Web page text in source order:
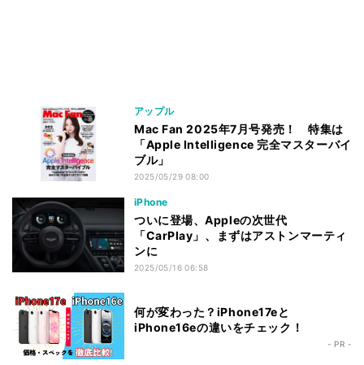
アップル
Mac Fan 2025年7月号発売！ 特集は
「Apple Intelligence 完全マスターバイ
ブル」
2025/05/29 08:00
iPhone
ついに登場、Appleの次世代
「CarPlay」、まずはアストンマーティ
ンに
2025/05/16 06:58
何が変わった？iPhone17eと
iPhone16eの違いをチェック！
- PR -